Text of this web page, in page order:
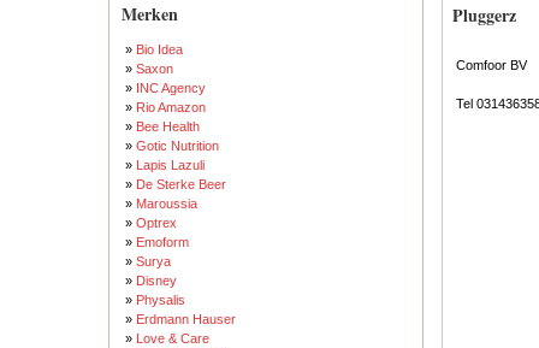
Merken
» Bio Idea
» Saxon
» INC Agency
» Rio Amazon
» Bee Health
» Gotic Nutrition
» Lapis Lazuli
» De Sterke Beer
» Maroussia
» Optrex
» Emoform
» Surya
» Disney
» Physalis
» Erdmann Hauser
» Love & Care
Pluggerz
Comfoor BV
Tel